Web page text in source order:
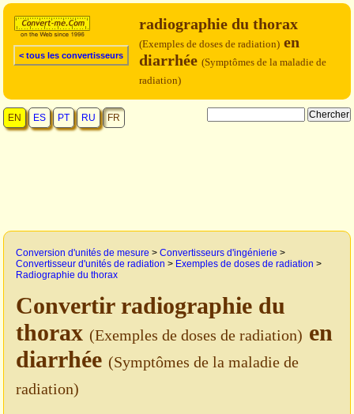
< tous les convertisseurs
radiographie du thorax
(Exemples de doses de radiation) en
diarrhée (Symptômes de la maladie de
radiation)
EN ES PT RU FR
Conversion d'unités de mesure > Convertisseurs d'ingénierie >
Convertisseur d'unités de radiation > Exemples de doses de radiation >
Radiographie du thorax
Convertir radiographie du
thorax (Exemples de doses de radiation) en
diarrhée (Symptômes de la maladie de
radiation)